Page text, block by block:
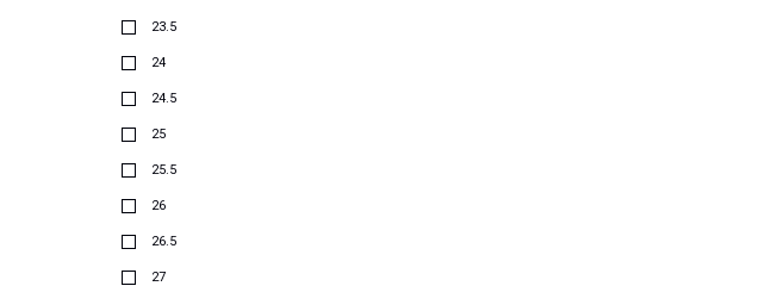
23.5
24
24.5
25
25.5
26
26.5
27